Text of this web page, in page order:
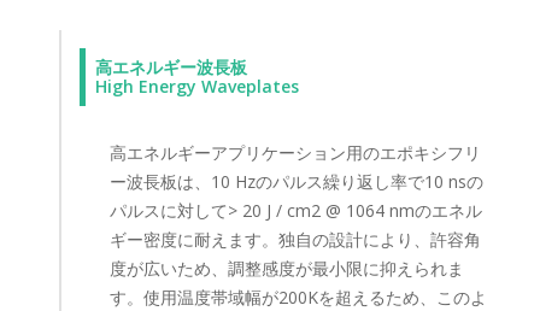
高エネルギー波長板
High Energy Waveplates
高エネルギーアプリケーション用のエポキシフリ
ー波長板は、10 Hzのパルス繰り返し率で10 nsの
パルスに対して> 20 J / cm2 @ 1064 nmのエネル
ギー密度に耐えます。独自の設計により、許容角
度が広いため、調整感度が最小限に抑えられま
す。使用温度帯域幅が200Kを超えるため、このよ